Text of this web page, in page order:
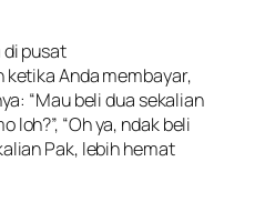
di pusat
ketika Anda membayar,
“Mau beli dua sekalian
loh?”, “Oh ya, ndak beli
Pak, lebih hemat